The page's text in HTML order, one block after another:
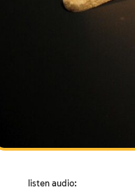
listen audio: